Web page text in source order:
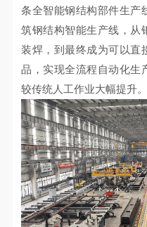
条全智能钢结构部件生产
筑钢结构智能生产线，从
装焊，到最终成为可以直
品，实现全流程自动化生
较传统人工作业大幅提升。